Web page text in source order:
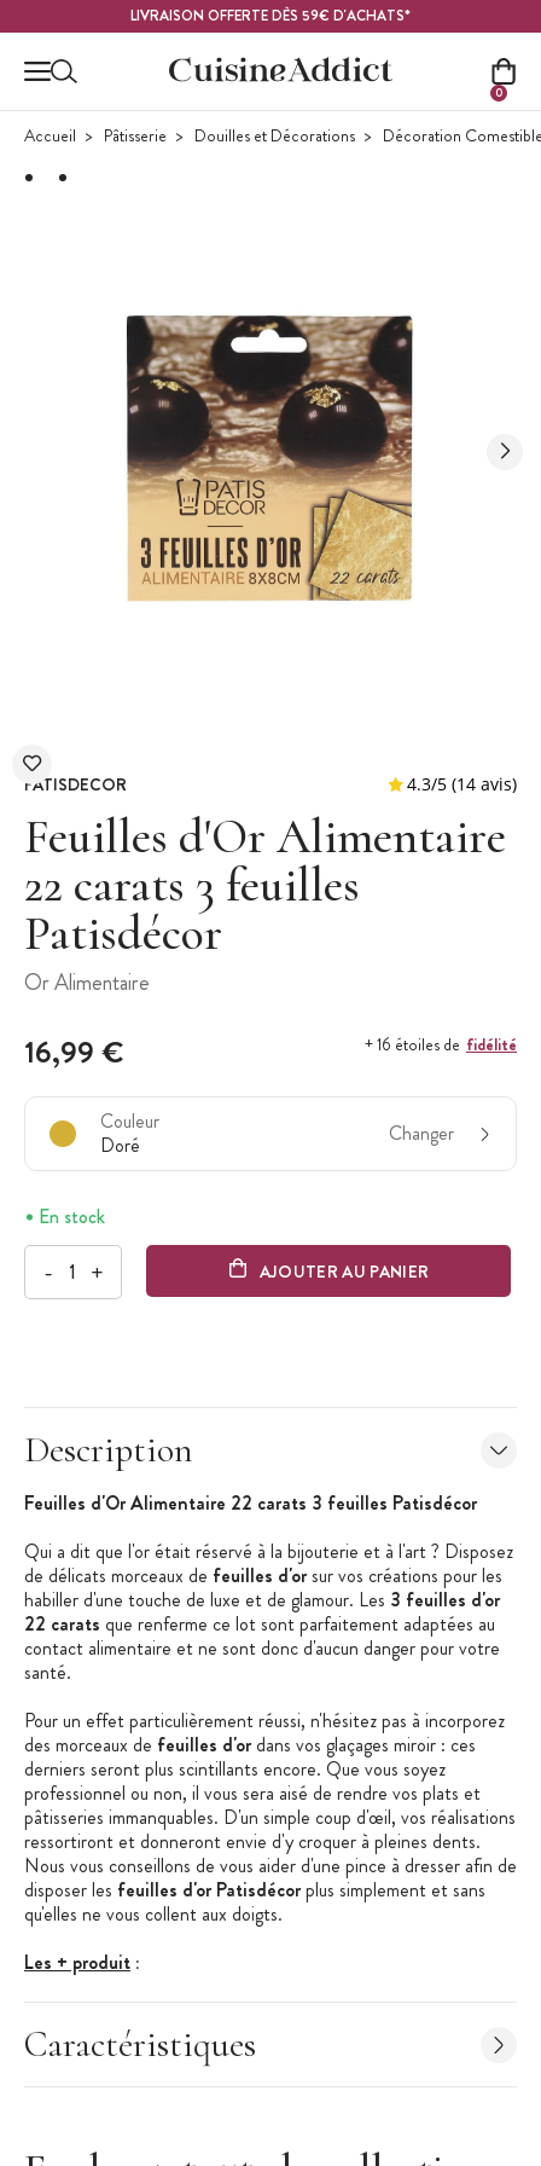
LIVRAISON OFFERTE DÈS 59€ D'ACHATS*
0
Accueil Pâtisserie Douilles et Décorations Décoration
PATISDECOR
Feuilles d'Or Alimentaire
22 carats 3 feuilles
Patisdécor
Or Alimentaire
16,99 € + 16 étoiles de fidélité
Couleur
Doré
Changer
En stock
- + AJOUTER AU PANIER
Description
Feuilles d'Or Alimentaire 22 carats 3 feuilles Patisdécor
Qui a dit que l'or était réservé à la bijouterie et à l'art ? Disposez
de délicats morceaux de feuilles d'orsur vos créations pour les
habiller d'une touche de luxe et de glamour. Les 3 feuilles d'or
22 carats que renferme ce lot sont parfaitement adaptées au
contact alimentaire et ne sont donc d'aucun danger pour votre
santé.
Pour un effet particulièrement réussi, n'hésitez pas à incorporez
des morceaux de feuilles d'ordans vos glaçages miroir : ces
derniers seront plus scintillants encore. Que vous soyez
professionnel ou non, il vous sera aisé de rendre vos plats et
pâtisseries immanquables. D'un simple coup d'œil, vos réalisations
ressortiront et donneront envie d'y croquer à pleines dents.
Nous vous conseillons de vous aider d'une pince à dresser afin de
disposer les feuilles d'or Patisdécorplus simplement et sans
qu'elles ne vous collent aux doigts.
Les + produit :
Apte au contact alimentaire
Or 22 carats
Caractéristiques des Feuilles d'Or:
22 carats
Caractéristiques